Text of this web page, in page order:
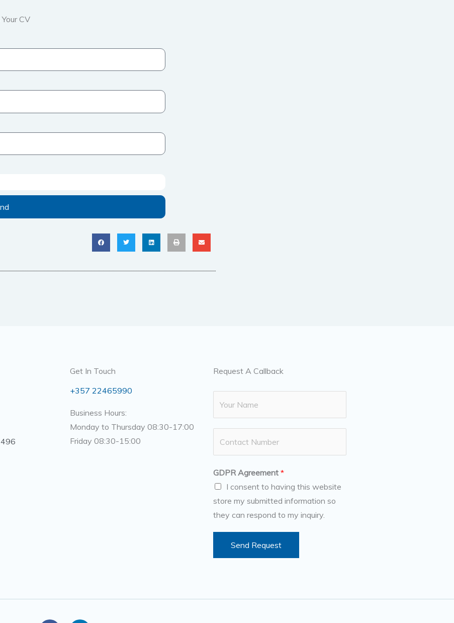
CV
496
Get In Touch
+357 22465990
Business Hours:
Monday to Thursday 08:30-17:00
Friday 08:30-15:00
Request A Callback
m
*
b
e
r
s
GDPR Agreement *
I consent to having this website
store my submitted information so
they can respond to my inquiry.
Send Request